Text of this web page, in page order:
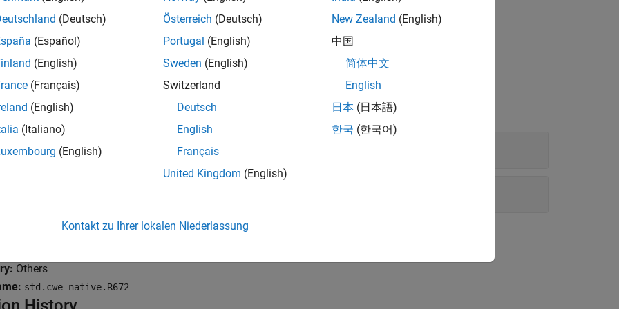
of previously closed resource
all
previously closed resource
Others
std.cwe_native.R672
(Deutsch)
(Español)
(English)
(Français)
(English)
(Italiano)
(English)
Österreich (Deutsch)
Portugal (English)
Sweden (English)
Switzerland
Deutsch
English
Français
United Kingdom (English)
New Zealand (English)
中国
简体中文
English
日本 (日本語)
한국 (한국어)
Kontakt zu Ihrer lokalen Niederlassung